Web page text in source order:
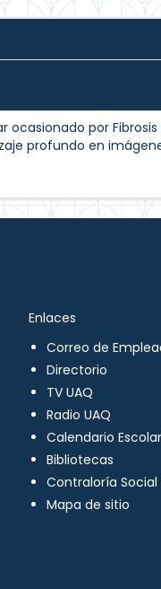
ocasionado por
profundo en
Enlaces
Correo de
Directorio
TV UAQ
Radio UAQ
Calendario Escolar
Bibliotecas
Contraloría Social
Mapa de sitio